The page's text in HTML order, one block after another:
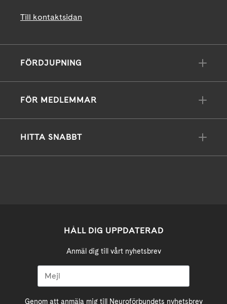
Till kontaktsidan
FÖRDJUPNING
FÖR MEDLEMMAR
HITTA SNABBT
HÅLL DIG UPPDATERAD
Anmäl dig till vårt nyhetsbrev
Genom att anmäla mig till Neuroförbundets nyhetsbrev